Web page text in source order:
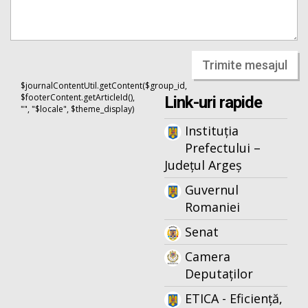
Trimite mesajul
$journalContentUtil.getContent($group_id,
$footerContent.getArticleId(),
"", "$locale", $theme_display)
Link-uri rapide
Instituția
Prefectului –
Județul Argeș
Guvernul
Romaniei
Senat
Camera
Deputaților
ETICA - Eficiență,